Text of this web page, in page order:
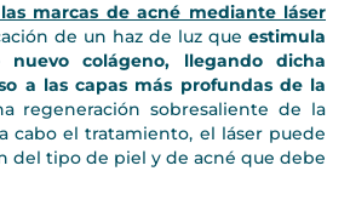
marcas de acné mediante láser
de un haz de luz que estimula
colágeno, llegando dicha
a las capas más profundas de la
regeneración sobresaliente de la
cabo el tratamiento, el láser puede
del tipo de piel y de acné que debe